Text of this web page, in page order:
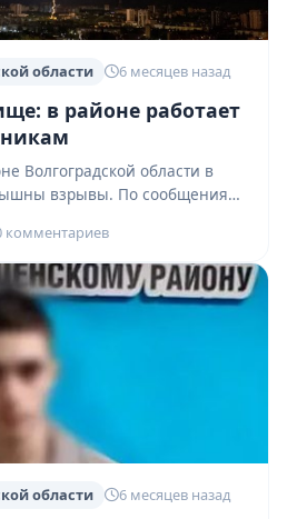
области 6 месяцев назад
в районе работает
Волгоградской области в
взрывы. По сообщениям
комментариев
области 6 месяцев назад